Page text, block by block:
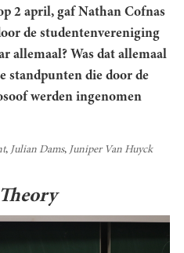
2 april, gaf Nathan Cofnas
de studentenvereniging
allemaal? Was dat allemaal
standpunten die door de
werden ingenomen
Julian Dams Juniper Van Huyck